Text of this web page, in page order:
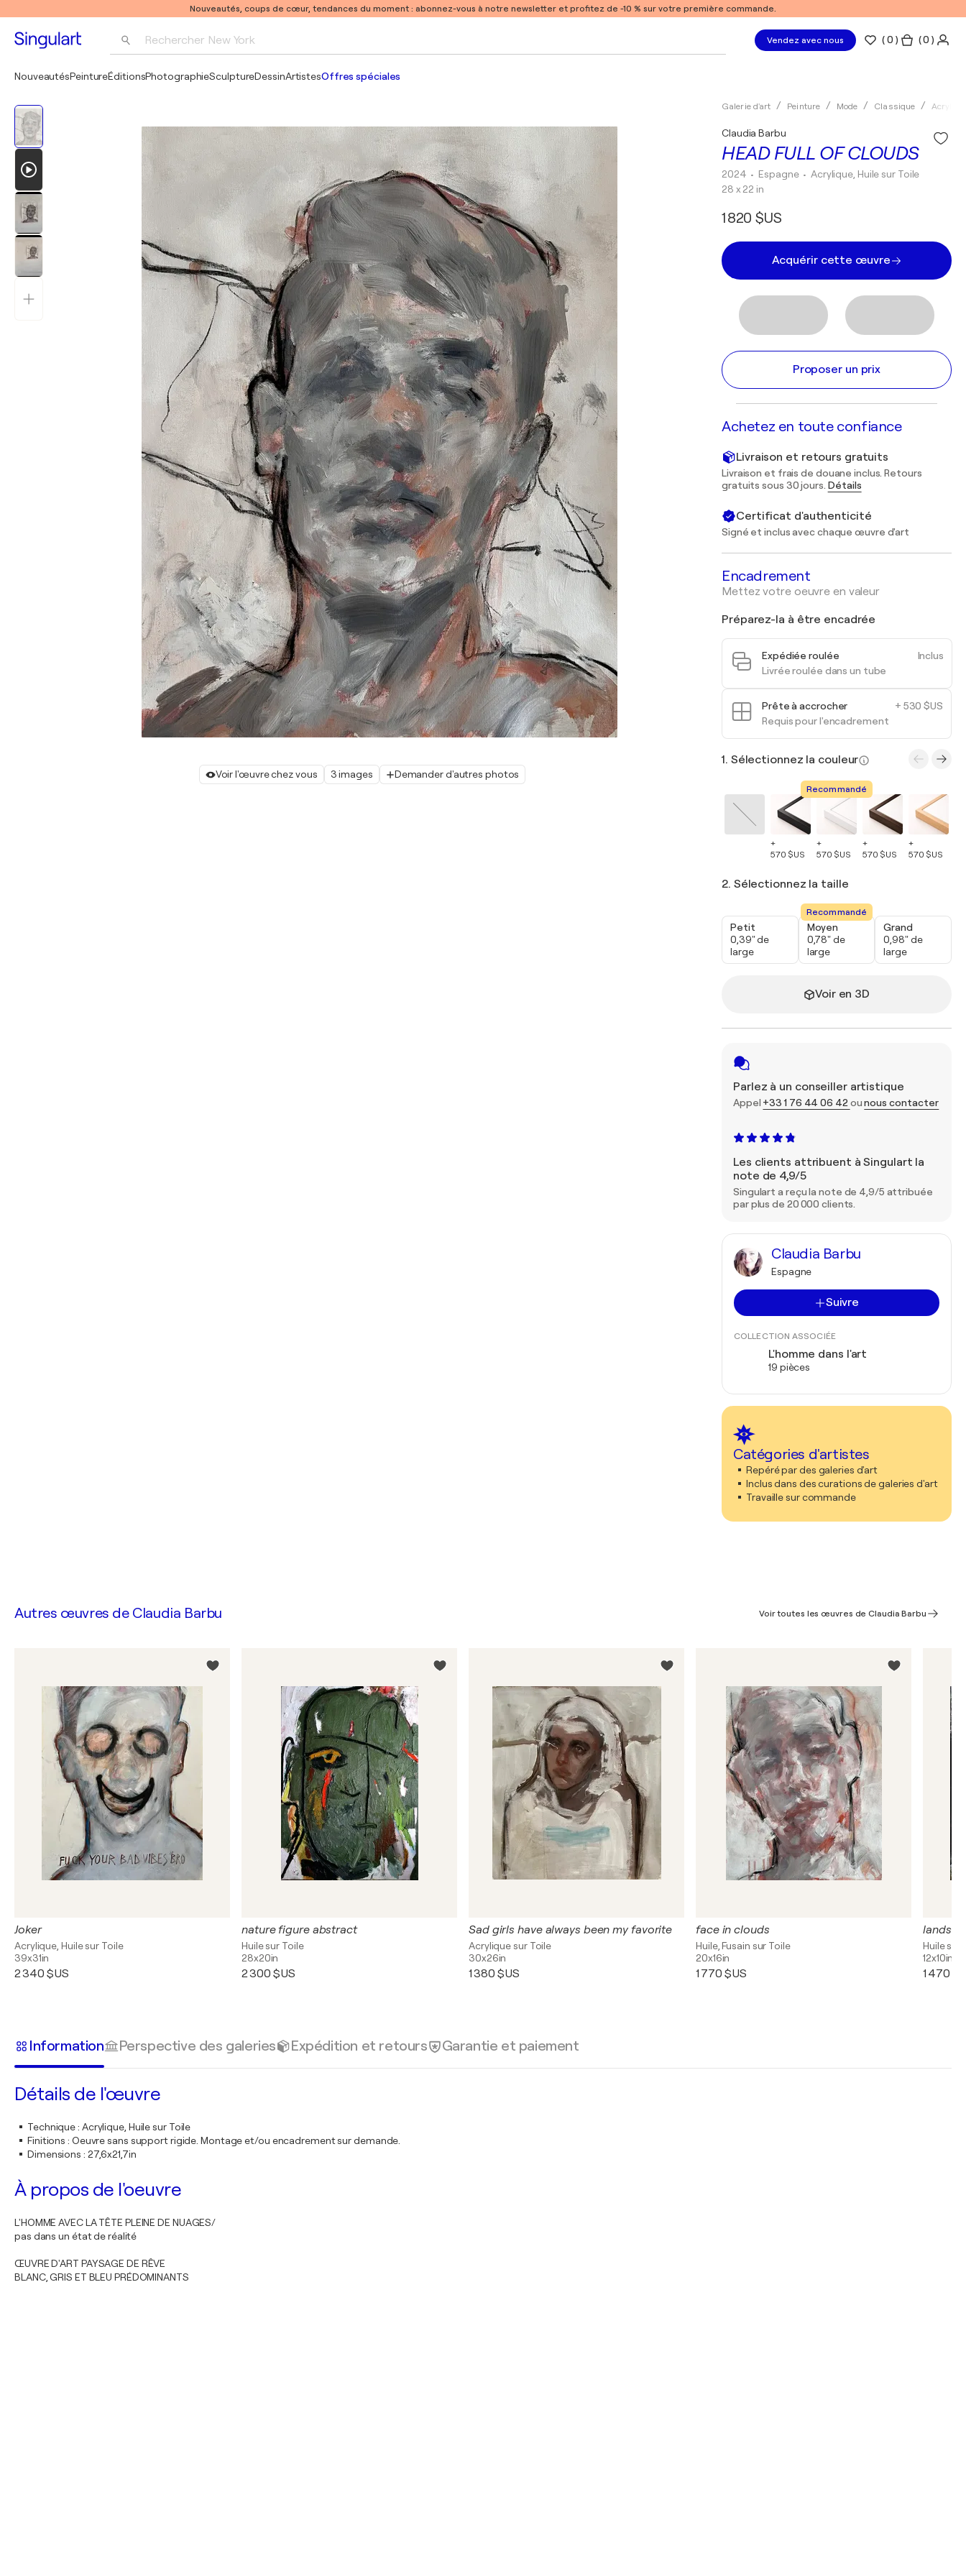
Nouveautés, coups de cœur, tendances du moment : abonnez-vous à notre newsletter et profitez de -10 % sur votre première commande.
Rechercher New York
Pablo Picasso
Vendez avec nous (0 ) ( 0 )
NouveautésPeintureÉditionsPhotographieSculptureDessinArtistesOffres spéciales
Voir l'œuvre chez vous 3 images Demander d'autres photos
Galerie d'art Peinture Mode Classique
HEAD FULL OF CLOUDS
Claudia Barbu
2024 • Espagne • Acrylique, Huile sur Toile
28 x 22 in
1 820 $US
Acquérir cette œuvre
Proposer un prix
Achetez en toute confiance
Livraison et retours gratuits
Livraison et frais de douane inclus. Retours
gratuits sous 30 jours. Détails
Certificat d'authenticité
Signé et inclus avec chaque œuvre d'art
Encadrement
Mettez votre oeuvre en valeur
Préparez-la à être encadrée
Inclus
Expédiée roulée
Livrée roulée dans un tube
+ 530 $US
Prête à accrocher
Requis pour l'encadrement
1. Sélectionnez la couleur
+
570 $US
Recommandé
+
570 $US
+
570 $US
+
570 $US
2. Sélectionnez la taille
Petit
0,39" de
large
Recommandé
Moyen
0,78" de
large
Grand
0,98" de
large
Voir en 3D
Parlez à un conseiller artistique
Appel +33 1 76 44 06 42 ounous contacter
Les clients attribuent à Singulart la
note de 4,9/5
Singulart a reçu la note de 4,9/5 attribuée
par plus de 20 000 clients.
Claudia Barbu
Espagne
Suivre
COLLECTION ASSOCIÉE
L'homme dans l'art
19 pièces
Catégories d'artistes
Repéré par des galeries d'art
Inclus dans des curations de galeries d'art
Travaille sur commande
Autres œuvres de Claudia Barbu Voir toutes les œuvres de Claudia Barbu
Joker
Acrylique, Huile sur Toile
39x31in
2 340 $US
nature figure abstract
Huile sur Toile
28x20in
2 300 $US
Sad girls have always been my favorite
Acrylique sur Toile
30x26in
1 380 $US
face in clouds
Huile, Fusain sur Toile
20x16in
1 770 $US
Huile sur
12x10in
1 470
Information Perspective des galeries Expédition et retours Garantie et paiement
Détails de l'œuvre
Technique: Acrylique, Huile sur Toile
Finitions : Oeuvre sans support rigide. Montage et/ou encadrement sur demande.
Dimensions : 27,6x21,7in
À propos de l'oeuvre
L'HOMME AVEC LA TÊTE PLEINE DE NUAGES/
pas dans un état de réalité
ŒUVRE D'ART PAYSAGE DE RÊVE
BLANC, GRIS ET BLEU PRÉDOMINANTS